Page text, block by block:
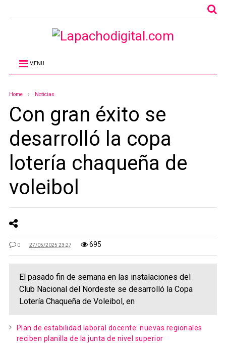
MENU
Home Noticias
Con gran éxito se
desarrolló la copa
lotería chaqueña de
voleibol
0 27/05/2025 23:27 695
El pasado fin de semana en las instalaciones del
Club Nacional del Nordeste se desarrolló la Copa
Lotería Chaqueña de Voleibol, en
Plan de estabilidad laboral docente: nuevas regionales
reciben planilla de la junta de nivel superior